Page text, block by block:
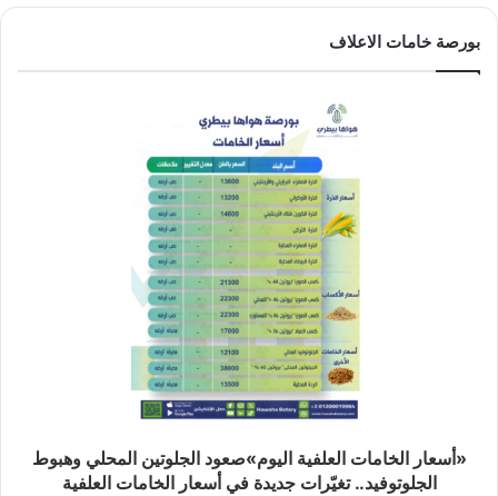
بورصة خامات الاعلاف
«أسعار الخامات العلفية اليوم»صعود الجلوتين المحلي وهبوط
الجلوتوفيد.. تغيّرات جديدة في أسعار الخامات العلفية